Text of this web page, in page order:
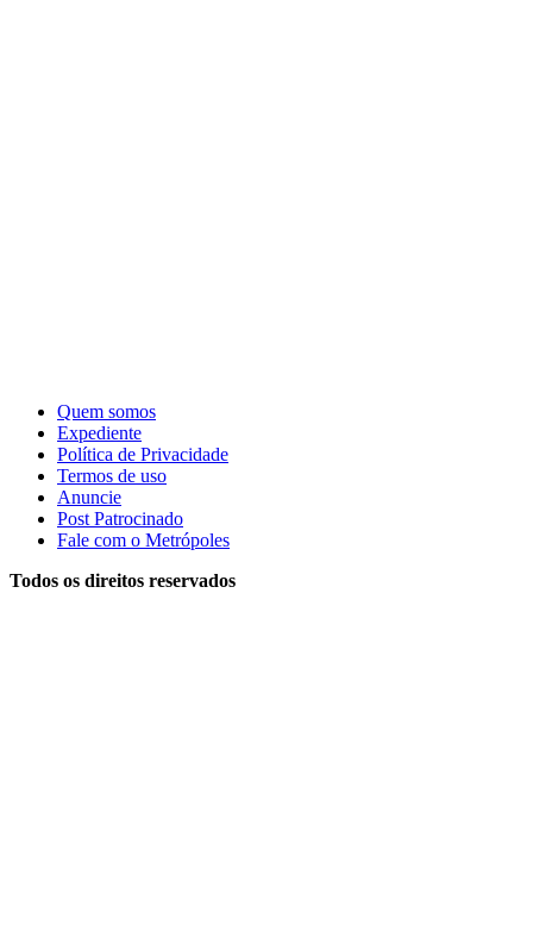
Quem somos
Expediente
Política de Privacidade
Termos de uso
Anuncie
Post Patrocinado
Fale com o Metrópoles
Todos os direitos reservados